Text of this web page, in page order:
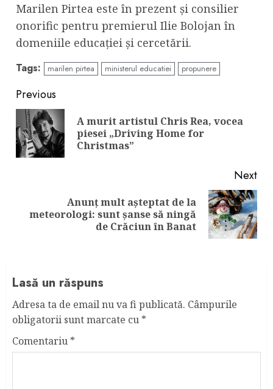
Marilen Pirtea este în prezent și consilier
onorific pentru premierul Ilie Bolojan în
domeniile educației și cercetării.
Tags: marilen pirtea ministerul educatiei propunere
Continue
Reading
Previous
A murit artistul Chris Rea, vocea
piesei „Driving Home for
Christmas”
Next
Next
Anunț mult așteptat de la
meteorologi: sunt șanse să ningă
de Crăciun în Banat
Lasă un răspuns
Adresa ta de email nu va fi publicată. Câmpurile
obligatorii sunt marcate cu *
Comentariu *